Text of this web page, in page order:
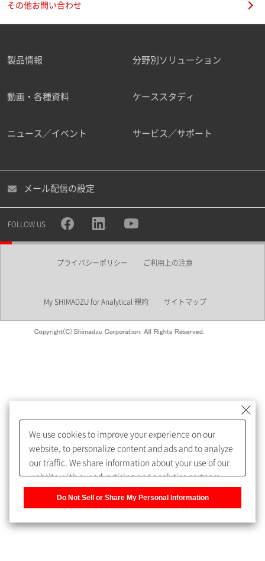
ご勤務先
職種
所属部署
めします。
My SHIMADZU for Analyticalへ登録いただくと、技術情報や
取扱説明書・Webinarなどの閲覧ができます。
うになります。
その他お問い合わせ
製品情報 分野別ソリューション
動画・各種資料 ケーススタディ
ニュース／イベント サービス／サポート
メール配信の設定
FOLLOW US
プライバシーポリシー ご利用上の注意
My SHIMADZU for Analytical 規約 サイトマップ
We use cookies to improve your experience on our
website, to personalize content and ads and to analyze
our traffic. We share information about your use of our
website with our advertising and analytics partners,
Do Not Sell or Share My Personal Information